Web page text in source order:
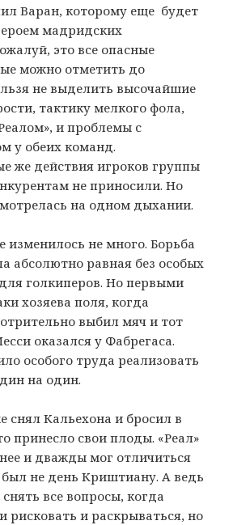
Варан, которому еще будет
мадридских
это все опасные
можно отметить до
не выделить высочайшие
тактику мелкого фола,
и проблемы с
у обеих команд.
же действия игроков группы
не приносили. Но
на одном дыхании.
изменилось не много. Борьба
абсолютно равная без особых
голкиперов. Но первыми
хозяева поля, когда
выбил мяч и тот
оказался у Фабрегаса.
особого труда реализовать
на один.
снял Кальехона и бросил в
принесло свои плоды. «Реал»
и дважды мог отличиться
не день Криштиану. А ведь
все вопросы, когда
рисковать и раскрываться, но